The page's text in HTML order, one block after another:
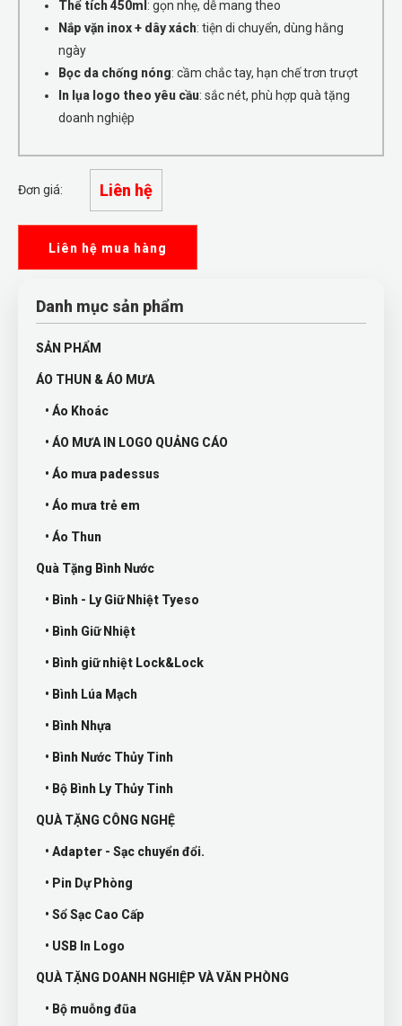
Thể tích 450ml: gọn nhẹ, dễ mang theo
Nắp vặn inox + dây xách: tiện di chuyển, dùng hằng
ngày
Bọc da chống nóng: cầm chắc tay, hạn chế trơn trượt
In lụa logo theo yêu cầu: sắc nét, phù hợp quà tặng
doanh nghiệp
Đơn giá: Liên hệ
Liên hệ mua hàng
Danh mục sản phẩm
SẢN PHẨM
ÁO THUN & ÁO MƯA
• Áo Khoác
• ÁO MƯA IN LOGO QUẢNG CÁO
• Áo mưa padessus
• Áo mưa trẻ em
• Áo Thun
Quà Tặng Bình Nước
• Bình - Ly Giữ Nhiệt Tyeso
• Bình Giữ Nhiệt
• Bình giữ nhiệt Lock&Lock
• Bình Lúa Mạch
• Bình Nhựa
• Bình Nước Thủy Tinh
• Bộ Bình Ly Thủy Tinh
QUÀ TẶNG CÔNG NGHỆ
• Adapter - Sạc chuyển đổi.
• Pin Dự Phòng
• Sổ Sạc Cao Cấp
• USB In Logo
QUÀ TẶNG DOANH NGHIỆP VÀ VĂN PHÒNG
• Bộ muỗng đũa